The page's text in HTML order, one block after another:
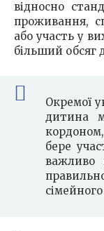
відносно
проживання,
або участь у
більший обсяг
Окремої
дитина
бере
важливо